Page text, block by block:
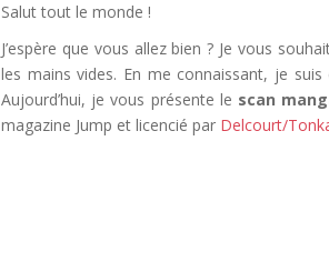
Salut tout le monde !
J’espère que vous allez bien ? Je vous
les mains vides. En me connaissant, je
Aujourd’hui, je vous présente le scan
magazine Jump et licencié par Delcourt/